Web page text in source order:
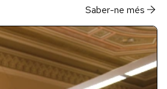
Saber-ne més